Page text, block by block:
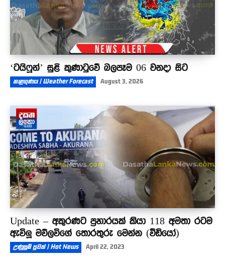
‘ටයිෆූන්’ සුළි කුණාටුවේ බලපෑම 06 වනදා සිට
කාළගුණය | Weather Forecast August 3, 2026
Update – අකුරණට ප්‍රහාරයක් කියා 118 අමතා රටම
ඇවිලූ මව්ලවිගේ තොරතුරු මෙන්න (වීඩියෝ)
උණුසුම් පුවත් | Hot News April 22, 2023